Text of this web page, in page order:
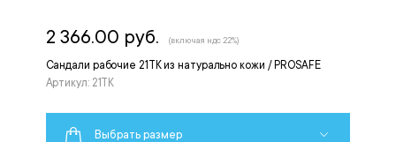
Сандали рабочие 21ТК из натурально кожи / PROSAFE
Артикул: 21ТК
2 366.00 руб. (включая ндс 22%)
Выбрать размер